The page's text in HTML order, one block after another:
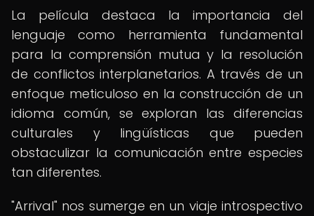
La película destaca la importancia del
lenguaje como herramienta fundamental
para la comprensión mutua y la resolución
de conflictos interplanetarios. A través de un
enfoque meticuloso en la construcción de un
idioma común, se exploran las diferencias
culturales y lingüísticas que pueden
obstaculizar la comunicación entre especies
tan diferentes.
"Arrival" nos sumerge en un viaje introspectivo